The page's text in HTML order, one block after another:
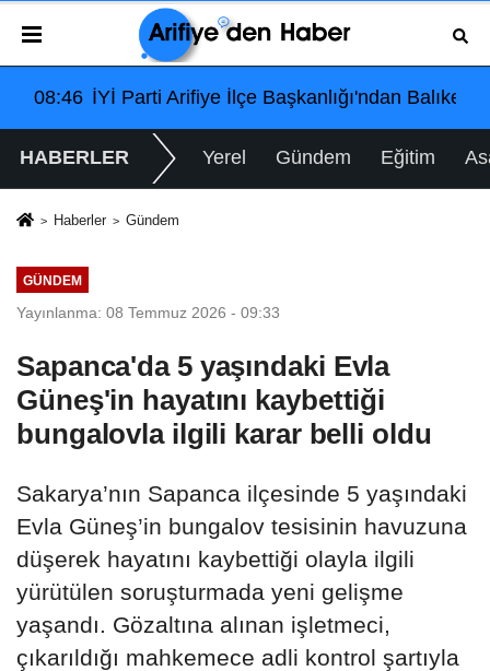
Tepkili! Balıkesir'deki Büyük Bayrak Mitingi İçin
12:54 Arifiye Sanayi Sitesi'nde
HABERLER Yerel Gündem Eğitim
Haberler Gündem
GÜNDEM
Yayınlanma: 08 Temmuz 2026 - 09:33
Sapanca'da 5 yaşındaki Evla
Güneş'in hayatını kaybettiği
bungalovla ilgili karar belli oldu
Sakarya’nın Sapanca ilçesinde 5 yaşındaki
Evla Güneş’in bungalov tesisinin havuzuna
düşerek hayatını kaybettiği olayla ilgili
yürütülen soruşturmada yeni gelişme
yaşandı. Gözaltına alınan işletmeci,
çıkarıldığı mahkemece adli kontrol şartıyla